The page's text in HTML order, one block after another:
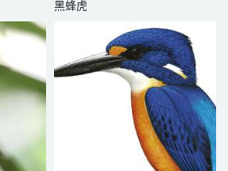
黑蜂虎